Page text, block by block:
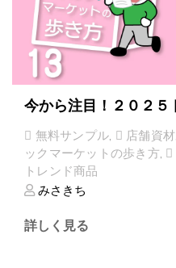
今から注目！２０２５
無料サンプル, 店舗資材
ックマーケットの歩き方,
トレンド商品
みさきち
詳しく見る